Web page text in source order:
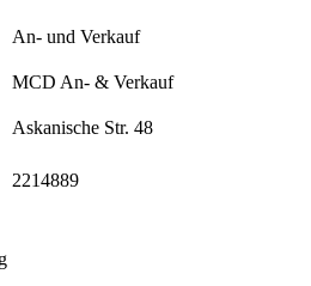
An- und Verkauf
MCD An- & Verkauf
Askanische Str. 48
2214889